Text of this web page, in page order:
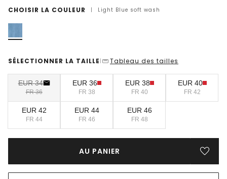
CHOISIR LA COULEUR | Light Blue soft wash
SÉLECTIONNER LA TAILLE | Tableau des tailles
EUR 34
FR 36
EUR 36
FR 38
EUR 38
FR 40
EUR 40
FR 42
EUR 42
FR 44
EUR 44
FR 46
EUR 46
FR 48
AU PANIER